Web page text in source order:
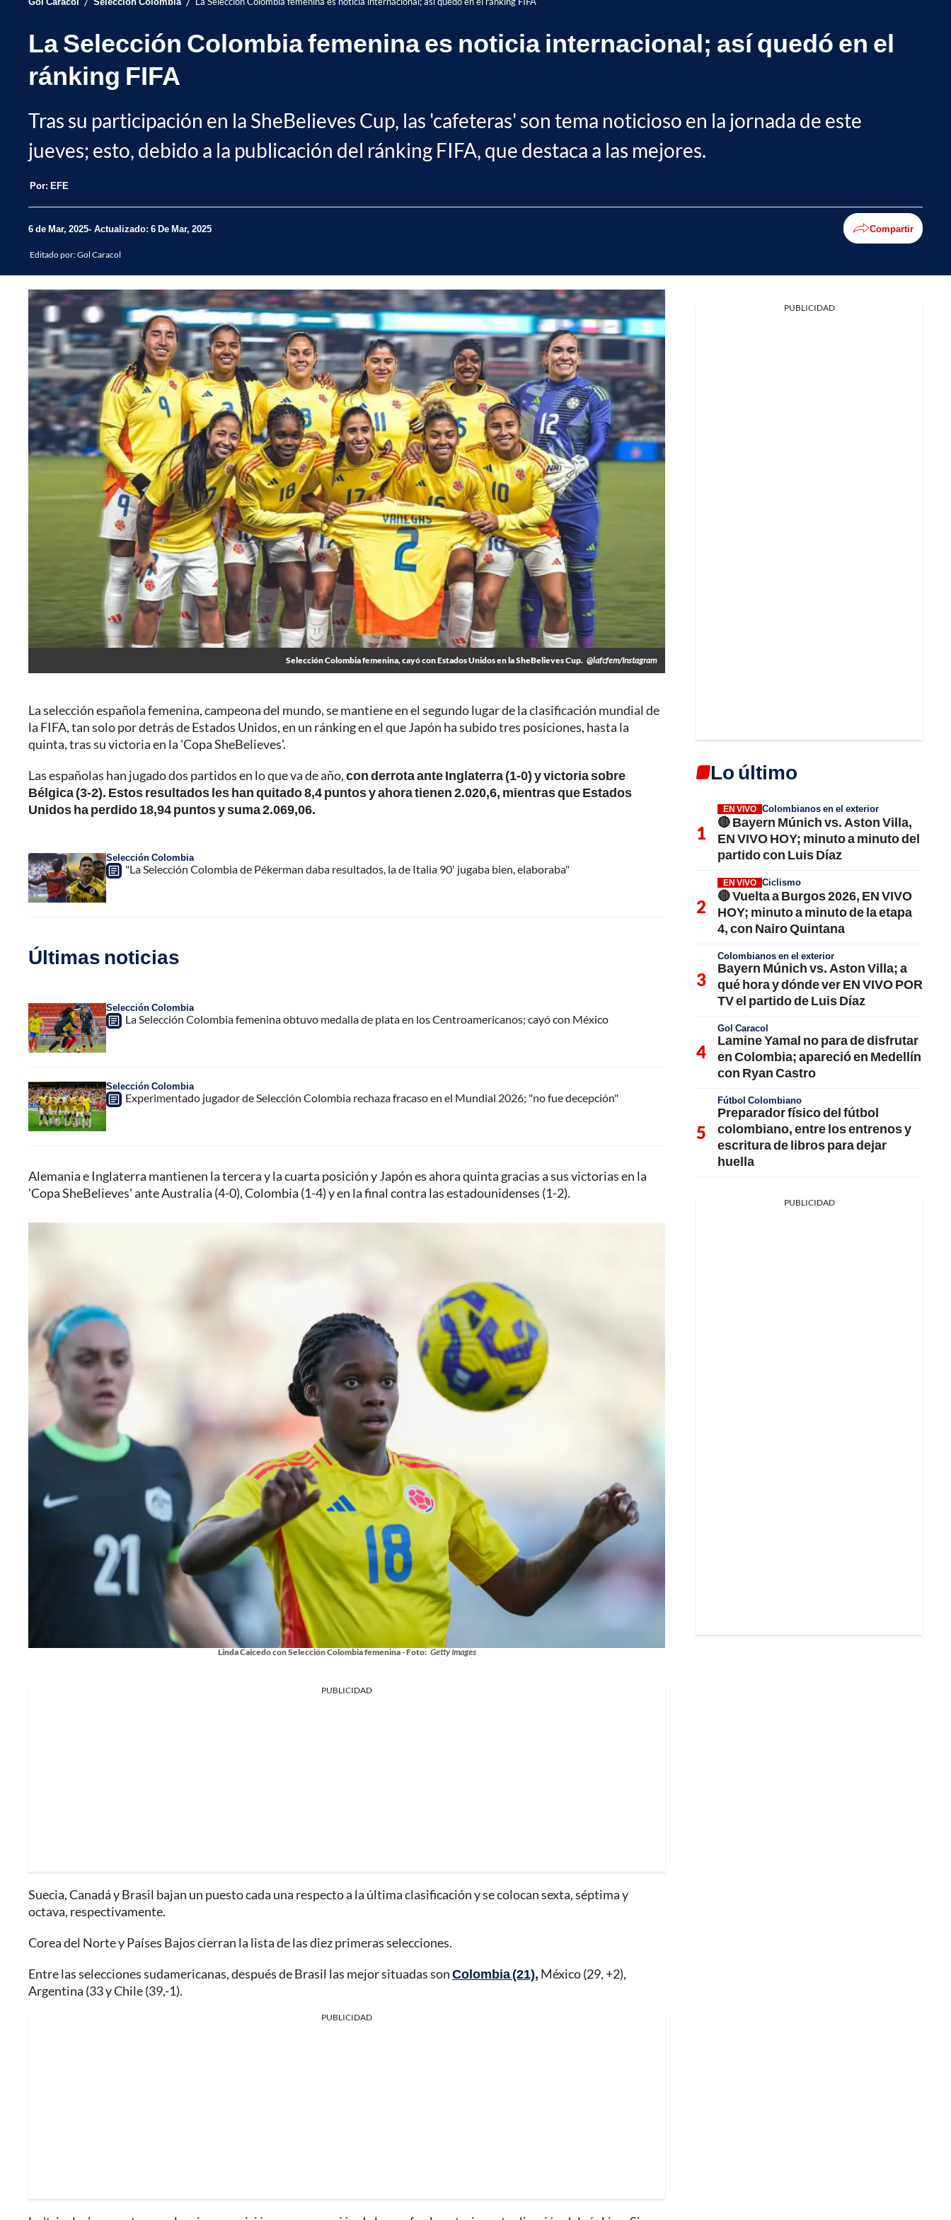
La Selección Colombia femenina es noticia internacional; así quedó en el
ránking FIFA
Tras su participación en la SheBelieves Cup, las 'cafeteras' son tema noticioso en la jornada de este
jueves; esto, debido a la publicación del ránking FIFA, que destaca a las mejores.
Por: EFE
6 de Mar, 2025 Actualizado: 6 De Mar, 2025 Compartir
Editado por:Gol Caracol
Selección Colombia femenina, cayó con Estados Unidos en la SheBelieves Cup. @lafcfem/Instagram
La selección española femenina, campeona del mundo, se mantiene en el segundo lugar de la clasificación mundial de
la FIFA, tan solo por detrás de Estados Unidos, en un ránking en el que Japón ha subido tres posiciones, hasta la
quinta, tras su victoria en la 'Copa SheBelieves'.
Las españolas han jugado dos partidos en lo que va de año,con derrota ante Inglaterra (1-0) y victoria sobre
Bélgica (3-2). Estos resultados les han quitado 8,4 puntos y ahora tienen 2.020,6, mientras que Estados
Unidos ha perdido 18,94 puntos y suma 2.069,06.
Selección Colombia
"La Selección Colombia de Pékerman daba resultados, la de Italia 90' jugaba bien, elaboraba"
Últimas noticias
Selección Colombia
La Selección Colombia femenina obtuvo medalla de plata en los Centroamericanos; cayó con México
Selección Colombia
Experimentado jugador de Selección Colombia rechaza fracaso en el Mundial 2026; "no fue decepción"
Alemania e Inglaterra mantienen la tercera y la cuarta posición y Japón es ahora quinta gracias a sus victorias en la
'Copa SheBelieves' ante Australia (4-0), Colombia (1-4) y en la final contra las estadounidenses (1-2).
Linda Caicedo con Selección Colombia femenina - Foto: Getty Images
PUBLICIDAD
Suecia, Canadá y Brasil bajan un puesto cada una respecto a la última clasificación y se colocan sexta, séptima y
octava, respectivamente.
Corea del Norte y Países Bajos cierran la lista de las diez primeras selecciones.
Entre las selecciones sudamericanas, después de Brasil las mejor situadas sonColombia (21), México (29, +2),
Argentina (33 y Chile (39,-1).
PUBLICIDAD
PUBLICIDAD
Lo último
EN VIVO Colombianos en el exterior
🔴 Bayern Múnich vs. Aston Villa,
EN VIVO HOY; minuto a minuto del
partido con Luis Díaz
EN VIVO Ciclismo
🔴 Vuelta a Burgos 2026, EN VIVO
HOY; minuto a minuto de la etapa
4, con Nairo Quintana
Colombianos en el exterior
Bayern Múnich vs. Aston Villa; a
qué hora y dónde ver EN VIVO POR
TV el partido de Luis Díaz
Gol Caracol
Lamine Yamal no para de disfrutar
en Colombia; apareció en Medellín
con Ryan Castro
Fútbol Colombiano
Preparador físico del fútbol
colombiano, entre los entrenos y
escritura de libros para dejar
huella
PUBLICIDAD